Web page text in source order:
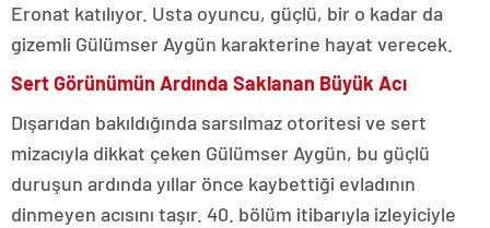
Eronat katılıyor. Usta oyuncu, güçlü, bir o kadar da
gizemli Gülümser Aygün karakterine hayat verecek.
Sert Görünümün Ardında Saklanan Büyük Acı
Dışarıdan bakıldığında sarsılmaz otoritesi ve sert
mizacıyla dikkat çeken Gülümser Aygün, bu güçlü
duruşun ardında yıllar önce kaybettiği evladının
dinmeyen acısını taşır. 40. bölüm itibarıyla izleyiciyle